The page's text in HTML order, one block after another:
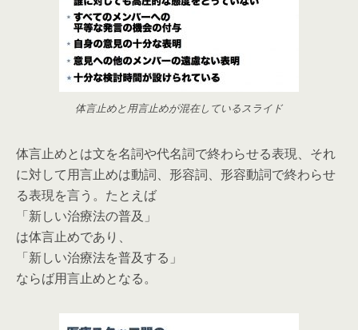
体言止めと用言止めが混在しているスライド
体言止めとは文を名詞や代名詞で終わらせる表現、それ
に対して用言止めは動詞、形容詞、形容動詞で終わらせ
る表現を言う。たとえば
「新しい治療法の普及」
は体言止めであり、
「新しい治療法を普及する」
ならば用言止めとなる。